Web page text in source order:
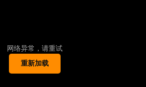
网络异常，请重试
重新加载